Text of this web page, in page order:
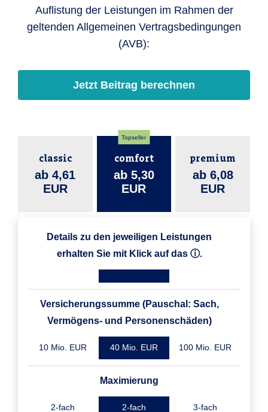
Auflistung der Leistungen im Rahmen der
geltenden Allgemeinen Vertragsbedingungen
(AVB):
Jetzt Beitrag berechnen
classic
ab 4,61
EUR
Topseller
comfort
ab 5,30
EUR
premium
ab 6,08
EUR
Details zu den jeweiligen Leistungen
erhalten Sie mit Klick auf das ⓘ.
Versicherungssumme (Pauschal: Sach,
Vermögens- und Personenschäden)
10 Mio. EUR 40 Mio. EUR 100 Mio. EUR
Maximierung
2-fach 2-fach 3-fach